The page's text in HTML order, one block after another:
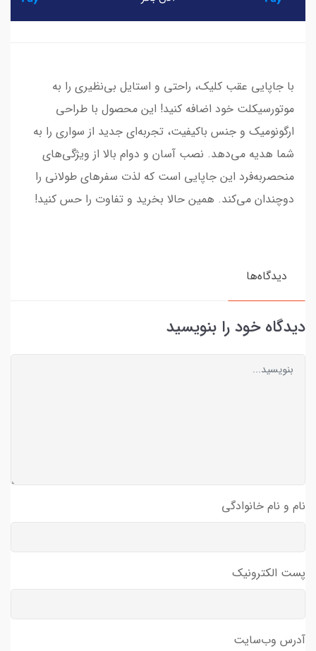
با جاپایی عقب کلیک، راحتی و استایل بی‌نظیری را به
موتورسیکلت خود اضافه کنید! این محصول با طراحی
ارگونومیک و جنس باکیفیت، تجربه‌ای جدید از سواری را به
شما هدیه می‌دهد. نصب آسان و دوام بالا از ویژگی‌های
منحصربه‌فرد این جاپایی است که لذت سفرهای طولانی را
دوچندان می‌کند. همین حالا بخرید و تفاوت را حس کنید!
دیدگاه‌ها
دیدگاه خود را بنویسید
نام و نام خانوادگی
پست الکترونیک
آدرس وب‌سایت